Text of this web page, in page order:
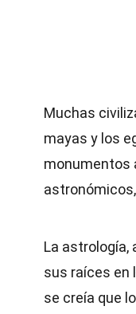
Muchas
mayas y los
monumentos
La astrología,
sus raíces en
se creía que